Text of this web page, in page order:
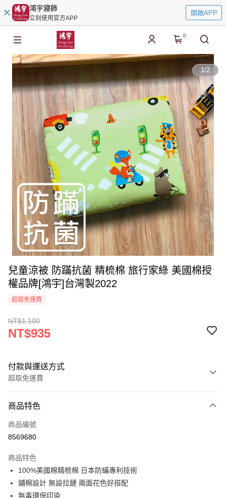
鴻宇寢飾
立刻使用官方APP
開啟APP
0
1/2
兒童涼被 防蹣抗菌 精梳棉 旅行家綠 美國棉授
權品牌[鴻宇]台灣製2022
超取免運費
NT$1,100
NT$935
付款與運送方式
超取免運費
信用卡一次付款
超商取貨付款
Apple Pay
悠遊付
商品特色
商品編號
8569680
商品特色
100%美國棉精梳棉 日本防蟎專利技術
鋪棉設計 無設拉鏈 兩面花色好搭配
無毒環保印染